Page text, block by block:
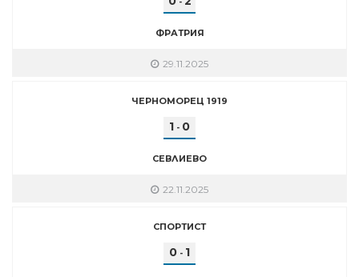
ФРАТРИЯ
29.11.2025
ЧЕРНОМОРЕЦ 1919
1 - 0
СЕВЛИЕВО
22.11.2025
СПОРТИСТ
0 - 1